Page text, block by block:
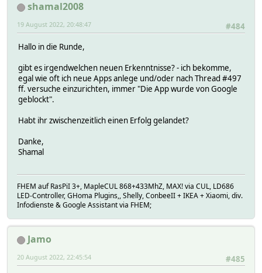
shamal2008
#484
19 August 2022, 20:48:47
Hallo in die Runde,
gibt es irgendwelchen neuen Erkenntnisse? - ich bekomme,
egal wie oft ich neue Apps anlege und/oder nach Thread #497
ff. versuche einzurichten, immer "Die App wurde von Google
geblockt".
Habt ihr zwischenzeitlich einen Erfolg gelandet?
Danke,
Shamal
FHEM auf RasPiI 3+, MapleCUL 868+433MhZ, MAX! via CUL, LD686
LED-Controller, GHoma Plugins,, Shelly, ConbeeII + IKEA + Xiaomi, div.
Infodienste & Google Assistant via FHEM;
Jamo
#485
20 August 2022, 22:45:54